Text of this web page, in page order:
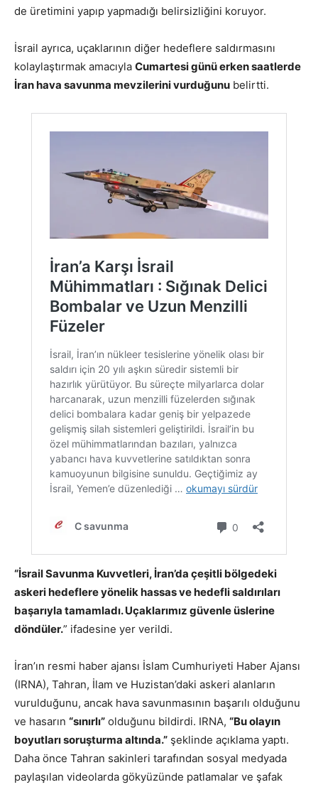
de üretimini yapıp yapmadığı belirsizliğini koruyor.
İsrail ayrıca, uçaklarının diğer hedeflere saldırmasını
kolaylaştırmak amacıyla Cumartesi günü erken saatlerde
İran hava savunma mevzilerini vurduğunu belirtti.
“İsrail Savunma Kuvvetleri, İran’da çeşitli bölgedeki
askeri hedeflere yönelik hassas ve hedefli saldırıları
başarıyla tamamladı. Uçaklarımız güvenle üslerine
döndüler.” ifadesine yer verildi.
İran’ın resmi haber ajansı İslam Cumhuriyeti Haber Ajansı
(IRNA), Tahran, İlam ve Huzistan’daki askeri alanların
vurulduğunu, ancak hava savunmasının başarılı olduğunu
ve hasarın “sınırlı” olduğunu bildirdi. IRNA, “Bu olayın
boyutları soruşturma altında.” şeklinde açıklama yaptı.
Daha önce Tahran sakinleri tarafından sosyal medyada
paylaşılan videolarda gökyüzünde patlamalar ve şafak